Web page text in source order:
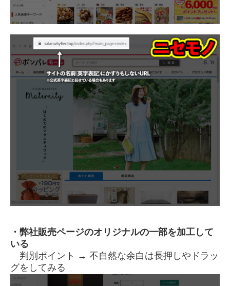
・弊社販売ページのオリジナルの一部を加工して
いる
判別ポイント → 不自然な余白は長押しやドラッ
グをしてみる